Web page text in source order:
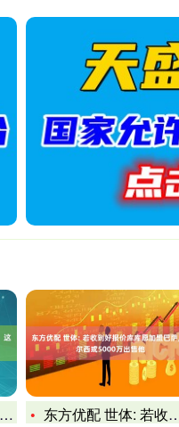
东方优配 世体: 若收到好报价库库愿加盟巴萨, 切尔西或50